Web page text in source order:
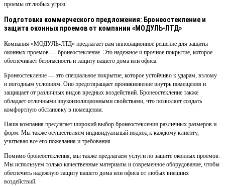
проемы от любых угроз.
Подготовка коммерческого предложения: Бронеостекление и
защита оконных проемов от компании «МОДУЛЬ-ЛТД»
Компания «МОДУЛЬ-ЛТД» предлагает вам инновационное решение для защиты
оконных проемов — бронеостекление. Это надежное и прочное покрытие, которое
обеспечивает безопасность и защиту вашего дома или офиса.
Бронеостекление — это специальное покрытие, которое устойчиво к ударам, взлому
и погодным условиям. Оно предотвращает проникновение внутрь помещения и
защищает от различных видов вредных воздействий. Бронеостекление также
обладает отличными звукоизоляционными свойствами, что позволяет создать
комфортную обстановку в помещении.
Наша компания предлагает широкий выбор бронеостекления различных размеров и
форм. Мы также осуществляем индивидуальный подход к каждому клиенту,
учитывая все его пожелания и требования.
Помимо бронеостекления, мы также предлагаем услуги по защите оконных проемов.
Мы используем только качественные материалы и современное оборудование, чтобы
обеспечить надежную защиту вашего дома или офиса от любых внешних
воздействий.